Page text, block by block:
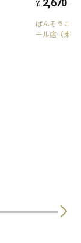
2,670 (税
ばんそうこ
ール店（東洋